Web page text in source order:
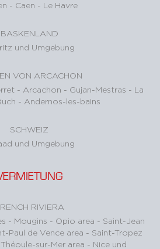
- Caen - Le Havre
BASKENLAND
und Umgebung
VON ARCACHON
- Arcachon - Gujan-Mestras - La
- Andernos-les-bains
SCHWEIZ
und Umgebung
RIVIERA
- Mougins - Opio area - Saint-Jean
Paul de Vence area - Saint-Tropez
Théoule-sur-Mer area - Nice und